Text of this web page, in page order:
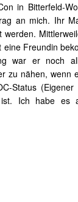
in Bitterfeld-
an mich. Ihr
Freundin
war er noch
zu nähen, wenn
Status (Eigener
ist. Ich habe es